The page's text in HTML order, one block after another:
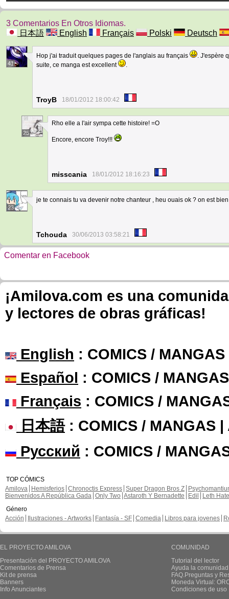
3 Comentarios En Otros Idiomas.
日本語
English Français Polski Deutsch
41
Hop j'ai traduit quelques pages de l'anglais au français
. J'espère
suite, ce manga est excellent
.
TroyB 18/01/2012 18:00:42
25
Rho elle a l'air sympa cette histoire! =O
Encore, encore Troy!!!
misscania 18/01/2012 18:16:23
23
je te connais tu va devenir notre chanteur , heu ouais ok ? on est
Tchouda 30/06/2013 03:58:21
Comentar en Facebook
¡Amilova.com es una
y lectores de obras gráficas!
English : COMICS /
Español : COMICS /
Français : COMICS /
日本語: COMICS / MANGAS |
Русский : COMICS /
TOP CÓMICS
Amilova
Hemisferios Chronoctis Express Super Dragon Bros Z
Bienvenidos A República Gada Only Two Astaroth Y Bernadette Edil
Leth Hate
Género
Acción
Ilustraciones - Artworks Fantasía - SF Comedia Libros para jovenes
EL PROYECTO AMILOVA
Presentación del PROYECTO AMILOVA
Comentarios de Prensa
Kit de prensa
Banners
Info Anunciantes
COMUNIDAD
Tutorial del lector
Ayuda la
FAQ.Preguntas y
Moneda Virtual:
Condiciones de uso